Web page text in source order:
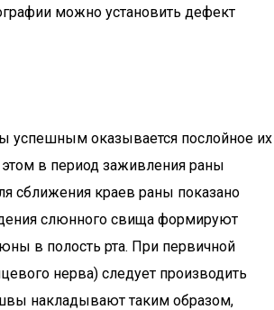
можно установить дефект
успешным оказывается послойное их
в период заживления раны
сближения краев раны показано
слюнного свища формируют
в полость рта. При первичной
нерва) следует производить
накладывают таким образом,